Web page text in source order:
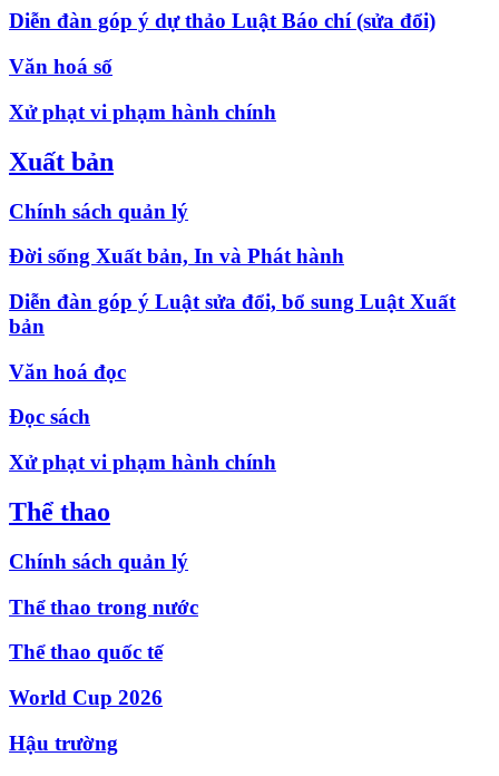
Diễn đàn góp ý dự thảo Luật Báo chí (sửa đổi)
Văn hoá số
Xử phạt vi phạm hành chính
Xuất bản
Chính sách quản lý
Đời sống Xuất bản, In và Phát hành
Diễn đàn góp ý Luật sửa đổi, bổ sung Luật Xuất
bản
Văn hoá đọc
Đọc sách
Xử phạt vi phạm hành chính
Thể thao
Chính sách quản lý
Thể thao trong nước
Thể thao quốc tế
World Cup 2026
Hậu trường